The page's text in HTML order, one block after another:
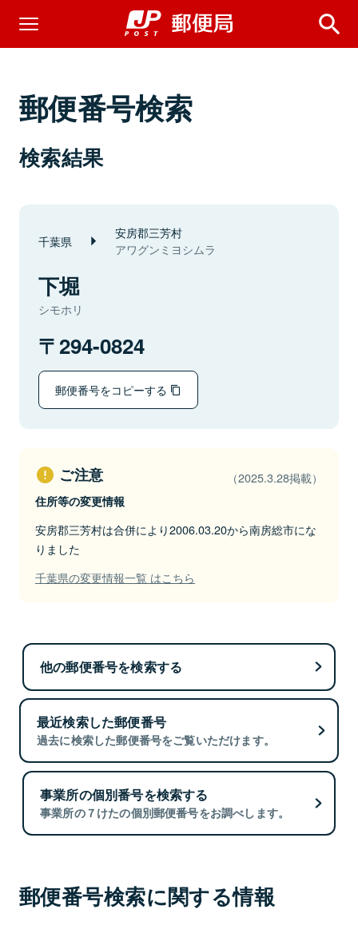
郵便番号検索
検索結果
千葉県 安房郡三芳村
アワグンミヨシムラ
下堀
シモホリ
294-0824
郵便番号をコピーする
ご注意 （2025.3.28掲載）
住所等の変更情報
安房郡三芳村は合併により2006.03.20から南房総市にな
りました
千葉県の変更情報一覧 はこちら
他の郵便番号を検索する
最近検索した郵便番号
過去に検索した郵便番号をご覧いただけます。
事業所の個別番号を検索する
事業所の７けたの個別郵便番号をお調べします。
郵便番号検索に関する情報